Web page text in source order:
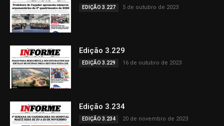
EDIÇÃO 3.227 5 de outubro de 2023
Edição 3.229
EDIÇÃO 3.229 16 de outubro de 2023
Edição 3.234
EDIÇÃO 3.234 20 de novembro de 2023